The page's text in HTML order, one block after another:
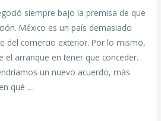
siempre bajo la premisa de que
México es un país demasiado
del comercio exterior. Por lo mismo,
el arranque en tener que conceder.
un nuevo acuerdo, más
qué …